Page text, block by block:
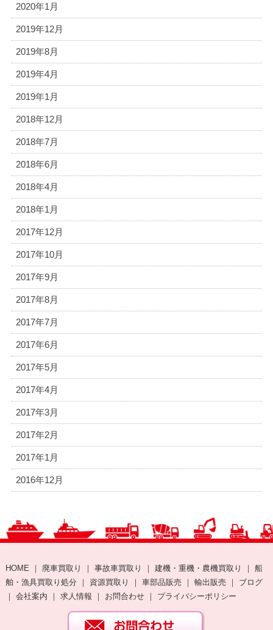
2020年1月
2019年12月
2019年8月
2019年4月
2019年1月
2018年12月
2018年7月
2018年6月
2018年4月
2018年1月
2017年12月
2017年10月
2017年9月
2017年8月
2017年7月
2017年6月
2017年5月
2017年4月
2017年3月
2017年2月
2017年1月
2016年12月
HOME ｜ 廃車買取り ｜ 事故車買取り ｜ 建機・重機・農機買取り ｜ 船
舶・漁具買取り処分 ｜ 資源買取り ｜ 車部品販売 ｜ 輸出販売 ｜ ブログ
｜ 会社案内 ｜ 求人情報 ｜ お問合わせ｜ プライバシーポリシー